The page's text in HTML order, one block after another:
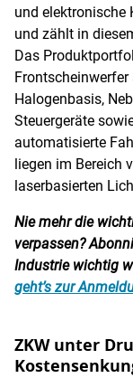
und elektronische
und zählt in
Das
Frontscheinwerfer
Halogenbasis,
Steuergeräte
automatisierte
liegen im Bereich
laserbasierten
Nie mehr die
verpassen?
Industrie wichtig
geht’s zur
ZKW unter